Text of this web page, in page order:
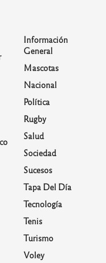
Información
General
Mascotas
Nacional
Política
Rugby
Salud
Sociedad
Sucesos
Tapa Del Día
Tecnología
Tenis
Turismo
Voley